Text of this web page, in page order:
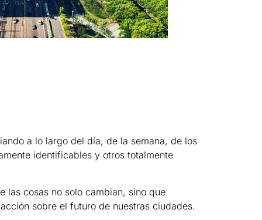
a lo largo del día, de la semana, de los
identificables y otros totalmente
las cosas no solo cambian, sino que
sobre el futuro de nuestras ciudades.